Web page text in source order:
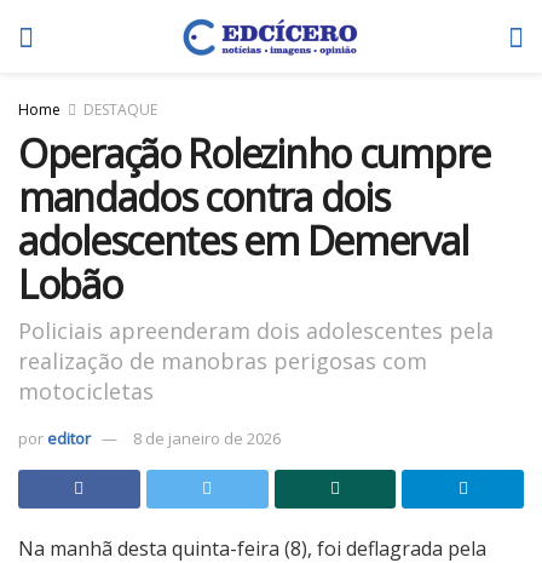
Home DESTAQUE
Operação Rolezinho cumpre
mandados contra dois
adolescentes em Demerval
Lobão
Policiais apreenderam dois adolescentes pela
realização de manobras perigosas com
motocicletas
por editor 8 de janeiro de 2026
Na manhã desta quinta-feira (8), foi deflagrada pela